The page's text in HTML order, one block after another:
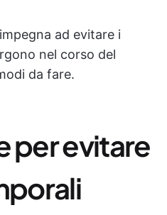
ad evitare i
nel corso del
da fare.
per evitare